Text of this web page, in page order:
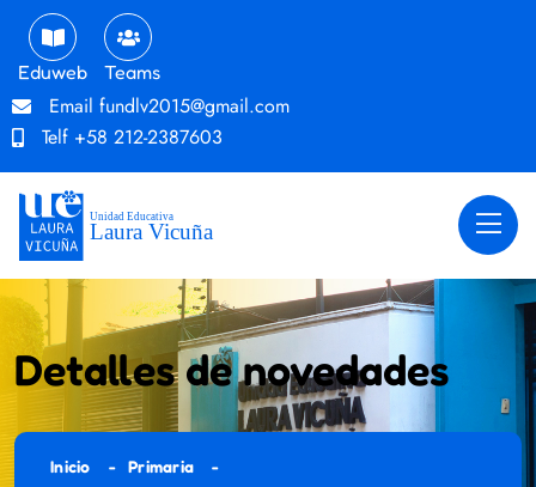
Eduweb Teams
Email fundlv2015@gmail.com
Telf +58 212-2387603
Detalles de novedades
Inicio
Primaria